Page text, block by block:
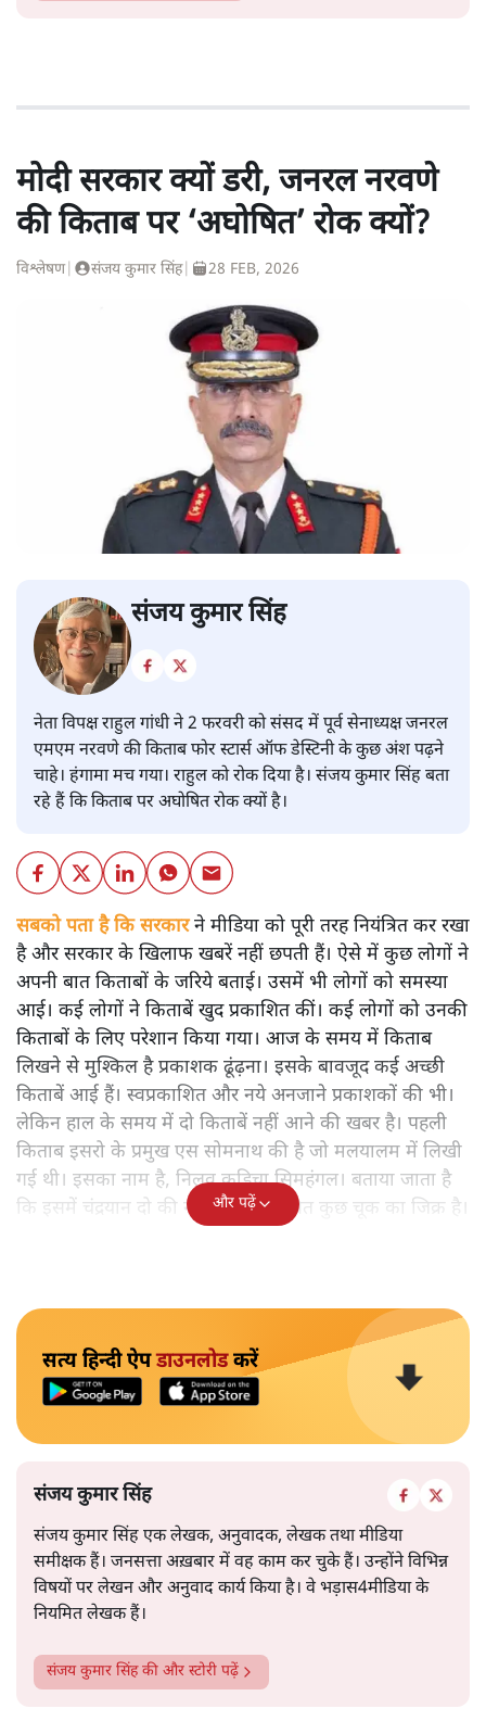
मोदी सरकार क्यों डरी, जनरल नरवणे
की किताब पर ‘अघोषित’ रोक क्यों?
विश्लेषण| संजय कुमार सिंह| 28 FEB, 2026
संजय कुमार सिंह
नेता विपक्ष राहुल गांधी ने 2 फरवरी को संसद में पूर्व सेनाध्यक्ष जनरल
एमएम नरवणे की किताब फोर स्टार्स ऑफ डेस्टिनी के कुछ अंश पढ़ने
चाहे। हंगामा मच गया। राहुल को रोक दिया है। संजय कुमार सिंह बता
रहे हैं कि किताब पर अघोषित रोक क्यों है।
सबको पता है कि सरकारने मीडिया को पूरी तरह नियंत्रित कर रखा
है और सरकार के खिलाफ खबरें नहीं छपती हैं। ऐसे में कुछ लोगों ने
अपनी बात किताबों के जरिये बताई। उसमें भी लोगों को समस्या
आई। कई लोगों ने किताबें खुद प्रकाशित कीं। कई लोगों को उनकी
किताबों के लिए परेशान किया गया। आज के समय में किताब
लिखने से मुश्किल है प्रकाशक ढूंढ़ना। इसके बावजूद कई अच्छी
किताबें आई हैं। स्वप्रकाशित और नये अनजाने प्रकाशकों की भी।
लेकिन हाल के समय में दो किताबें नहीं आने की खबर है। पहली
किताब इसरो के प्रमुख एस सोमनाथ की है जो मलयालम में लिखी
गई थी। इसका नाम है, निलवु कुडिचा सिमहंगल। बताया जाता है
कि इसमें चंद्रयान दो की नाकामी से संबंधित कुछ चूक का जिक्र है।
और पढ़ें
सत्य हिन्दी ऐपडाउनलोडकरें
संजय कुमार सिंह
संजय कुमार सिंह एक लेखक, अनुवादक, लेखक तथा मीडिया
समीक्षक हैं। जनसत्ता अख़बार में वह काम कर चुके हैं। उन्होंने विभिन्न
विषयों पर लेखन और अनुवाद कार्य किया है। वे भड़ास4मीडिया के
नियमित लेखक हैं।
संजय कुमार सिंहकी और स्टोरी पढ़ें